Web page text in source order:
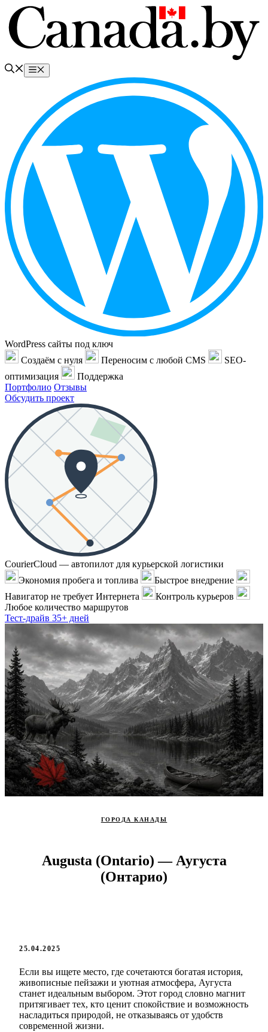
Перейти
содержимому
Меню
WordPress сайты под ключ
Создаём с нуля
Переносим с любой CMS
SEO-
оптимизация
Поддержка
Портфолио Отзывы
Обсудить проект
CourierCloud — автопилот для курьерской логистики
Экономия пробега и топлива
Быстрое внедрение
Навигатор не требует Интернета
Контроль курьеров
Любое количество маршрутов
Тест-драйв 35+ дней
ГОРОДА КАНАДЫ
Augusta (Ontario) — Аугуста
(Онтарио)
25.04.2025
Если вы ищете место, где сочетаются богатая история,
живописные пейзажи и уютная атмосфера, Аугуста
станет идеальным выбором. Этот город словно магнит
притягивает тех, кто ценит спокойствие и возможность
насладиться природой, не отказываясь от удобств
современной жизни.